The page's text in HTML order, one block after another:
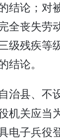
结论；对
全丧失劳
级残疾等
结论。
治县、不
机关应当
电子兵役